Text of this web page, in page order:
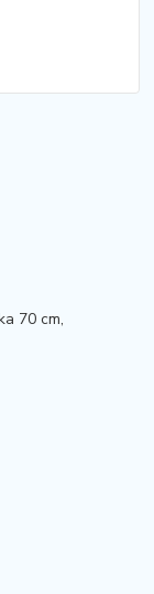
70 cm,